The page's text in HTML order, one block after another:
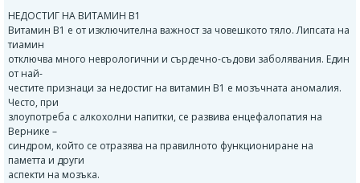
НЕДОСТИГ НА ВИТАМИН B1
Витамин B1 е от изключителна важност за човешкото тяло. Липсата на
тиамин
отключва много неврологични и сърдечно-съдови заболявания. Един
от най-
честите признаци за недостиг на витамин B1 е мозъчната аномалия.
Често, при
злоупотреба с алкохолни напитки, се развива енцефалопатия на
Вернике –
синдром, който се отразява на правилното функциониране на
паметта и други
аспекти на мозъка.